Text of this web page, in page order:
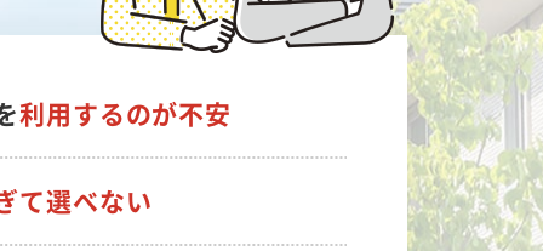
利用するのが不安
て選べない